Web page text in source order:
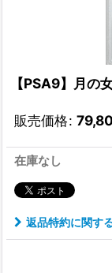
【PSA9】月
販売価格:
在庫なし
返品特約に関す